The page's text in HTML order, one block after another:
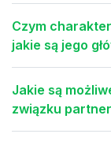
Czym
jakie są jego
Jakie są
związku